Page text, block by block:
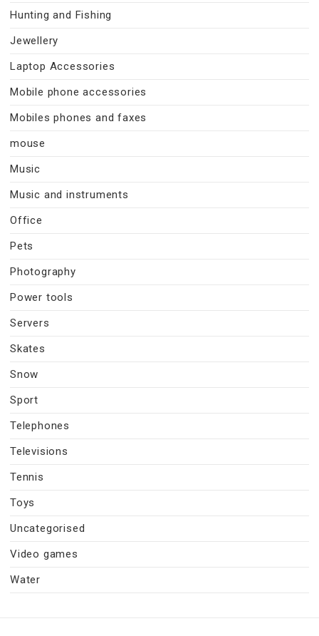
Hunting and Fishing
Jewellery
Laptop Accessories
Mobile phone accessories
Mobiles phones and faxes
mouse
Music
Music and instruments
Office
Pets
Photography
Power tools
Servers
Skates
Snow
Sport
Telephones
Televisions
Tennis
Toys
Uncategorised
Video games
Water